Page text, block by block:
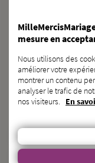
BESOINd’une
DÉCOUVRIR
PROFESSIONNEL
INSCRIVEZ-VOUS SUR
mesure en
Nous utilisons des
améliorer votre
montrer un contenu
analyser le trafic de
nos visiteurs. En